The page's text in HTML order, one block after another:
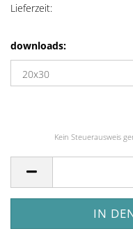
Lieferzeit:
downloads:
Kein Steuerausweis